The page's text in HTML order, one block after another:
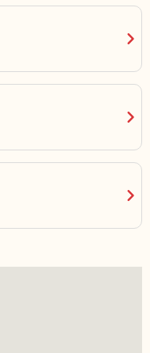
chevron_right
chevron_right
chevron_right